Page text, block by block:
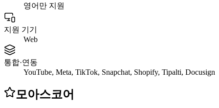
영어만 지원
지원 기기
Web
통합·연동
YouTube, Meta, TikTok, Snapchat, Shopify, Tipalti, Docusign
모아스코어